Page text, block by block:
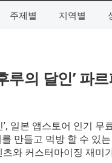
주제별 지역별
루의 달인’ 파
일본 앱스토어 인기
만들고 먹방 할 수 있
와 커스터마이징 재미